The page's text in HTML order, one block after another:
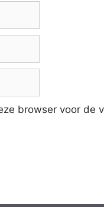
browser voor de